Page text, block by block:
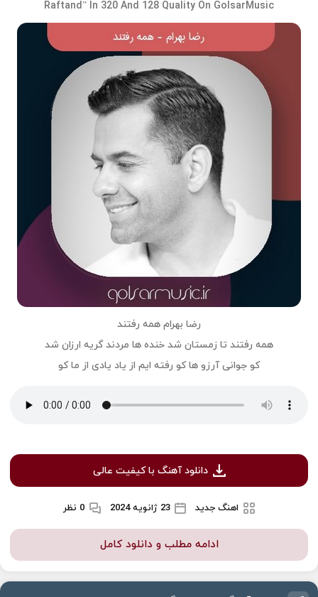
Raftand” In 320 And 128 Quality On GolsarMusic
رضا بهرام همه رفتند
همه رفتند تا زمستان شد خنده ها مردند گریه ارزان شد
کو جوانی آرزو ها کو رفته ایم از یاد یادی از ما کو
دانلود آهنگ با کیفیت عالی
اهنگ جدید 23 ژانویه 2024 0 نظر
ادامه مطلب و دانلود کامل